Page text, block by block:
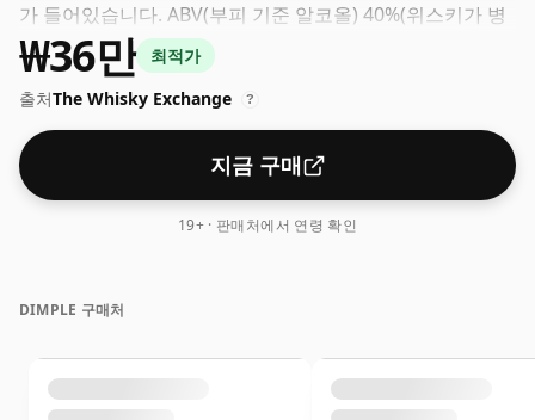
가 들어있습니다. ABV(부피 기준 알코올) 40%(위스키가 병
에 담을 수 있는 최소 강도에 가깝기 때문에) "표준" 강도 위
스키로 간주됩니다.
₩36만
최적가
출처The Whisky Exchange ?
지금 구매
19+ · 판매처에서 연령 확인
DIMPLE 구매처